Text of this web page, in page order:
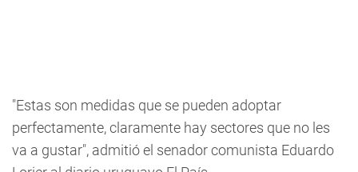
"Estas son medidas que se pueden adoptar
perfectamente, claramente hay sectores que no les
va a gustar", admitió el senador comunista Eduardo